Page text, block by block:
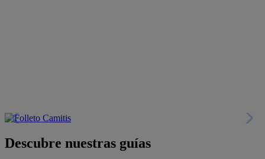
Descubre nuestras guías